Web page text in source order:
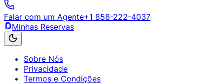
Falar com um Agente+1 858-222-4037
Minhas Reservas
Sobre Nós
Privacidade
Termos e Condições